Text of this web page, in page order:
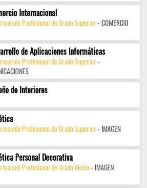
Internacional
Profesional de Grado Superior- COMERCIO
de Aplicaciones Informáticas
Profesional de Grado Superior-
de Interiores
Profesional de Grado Superior- IMAGEN
Personal Decorativa
Profesional de Grado Medio- IMAGEN